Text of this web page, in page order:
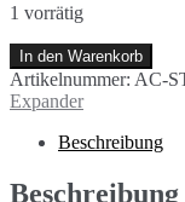
1 vorrätig
Acryl-
Straight-
Expander
weiss
15mm
In den Warenkorb
Artikelnummer: AC-
Expander
Beschreibung
Beschreibung